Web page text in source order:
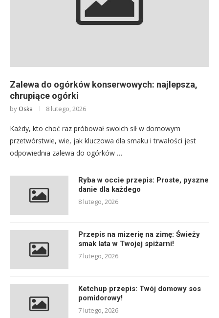
Zalewa do ogórków konserwowych: najlepsza,
chrupiące ogórki
by Oska 8 lutego, 2026
Każdy, kto choć raz próbował swoich sił w domowym
przetwórstwie, wie, jak kluczowa dla smaku i trwałości jest
odpowiednia zalewa do ogórków …
Ryba w occie przepis: Proste, pyszne
danie dla każdego
8 lutego, 2026
Przepis na mizerię na zimę: Świeży
smak lata w Twojej spiżarni!
7 lutego, 2026
Ketchup przepis: Twój domowy sos
pomidorowy!
7 lutego, 2026